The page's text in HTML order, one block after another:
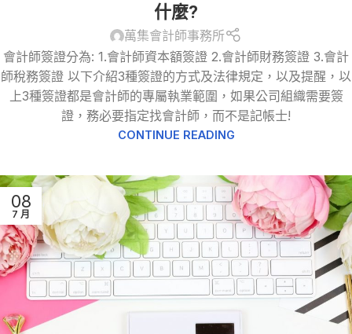
什麼?
萬集會計師事務所
會計師簽證分為: 1.會計師資本額簽證 2.會計師財務簽證 3.會計
師稅務簽證 以下介紹3種簽證的方式及法律規定，以及提醒，以
上3種簽證都是會計師的專屬執業範圍，如果公司組織需要簽
證，務必要指定找會計師，而不是記帳士!
CONTINUE READING
08
7 月